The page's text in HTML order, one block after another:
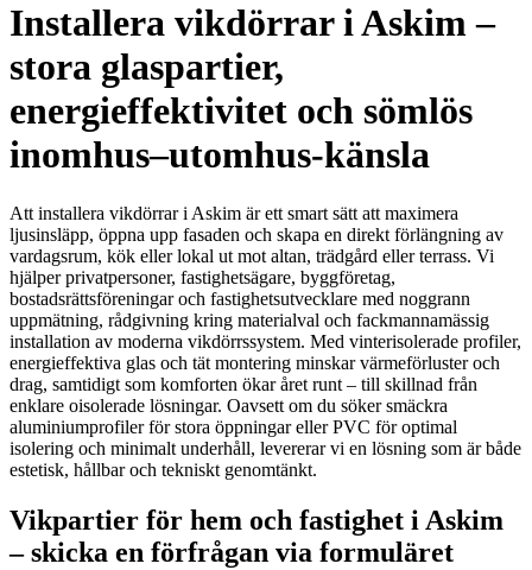
Installera vikdörrar i Askim –
stora glaspartier,
energieffektivitet och sömlös
inomhus–utomhus-känsla
Att installera vikdörrar i Askim är ett smart sätt att maximera
ljusinsläpp, öppna upp fasaden och skapa en direkt förlängning av
vardagsrum, kök eller lokal ut mot altan, trädgård eller terrass. Vi
hjälper privatpersoner, fastighetsägare, byggföretag,
bostadsrättsföreningar och fastighetsutvecklare med noggrann
uppmätning, rådgivning kring materialval och fackmannamässig
installation av moderna vikdörrssystem. Med vinterisolerade profiler,
energieffektiva glas och tät montering minskar värmeförluster och
drag, samtidigt som komforten ökar året runt – till skillnad från
enklare oisolerade lösningar. Oavsett om du söker smäckra
aluminiumprofiler för stora öppningar eller PVC för optimal
isolering och minimalt underhåll, levererar vi en lösning som är både
estetisk, hållbar och tekniskt genomtänkt.
Vikpartier för hem och fastighet i Askim
– skicka en förfrågan via formuläret